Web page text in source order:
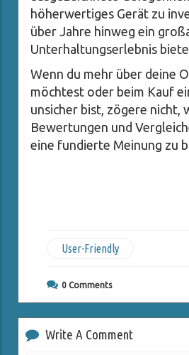
höherwertiges Gerät zu
über Jahre hinweg ein
Unterhaltungserlebnis
Wenn du mehr über deine
möchtest oder beim Kauf
unsicher bist, zögere nicht,
Bewertungen und
eine fundierte Meinung zu
User-Friendly
0 Comments
Write A Comment